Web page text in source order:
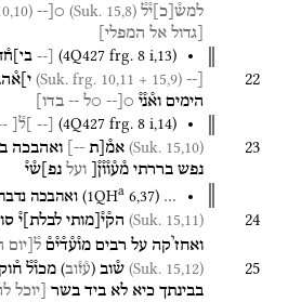
למש֯ כ י֯ל֯ (Suk. 15,8)
○[--
(Suk. frg. 10,10)
[גדול אל המפלי]
(4Q427 frg. 8 i,13)
[--
22
[--
(Suk. frg. 10,11 + 15,9)
הימים וא֯נ֯י֯ ○[-- ○ל -- בדו]
(4Q427 frg. 8 i,14)
[-- ]ל֯[
23
(Suk. 15,10) אמ֯[ת --] ואהבכה
נפש בררתי מ֯ע֯ו֯ו֯ן֯[ ועל נפ]ש֯י֯
…
(1QHa 6,37) ואהבכה
24
(Suk. 15,11) הק֯י֯[מותי לבלת]י֯
ואחזיקה על רבים מו֯ע֯ד֯י֯ם֯ ל֯[יום
25
(Suk. 15,12) ש֯וב (ע֯ז֯וב) מכו֯ל֯
בבינתך כיא לא ביד בשר [יוכל